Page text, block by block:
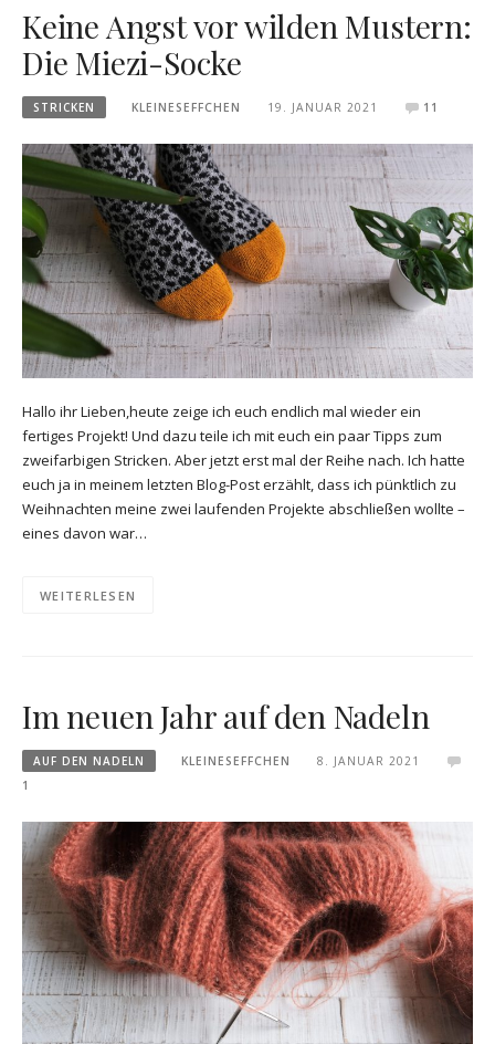
Keine Angst vor wilden Mustern:
Die Miezi-Socke
STRICKEN KLEINESEFFCHEN 19. JANUAR 2021 11
Hallo ihr Lieben,heute zeige ich euch endlich mal wieder ein
fertiges Projekt! Und dazu teile ich mit euch ein paar Tipps zum
zweifarbigen Stricken. Aber jetzt erst mal der Reihe nach. Ich hatte
euch ja in meinem letzten Blog-Post erzählt, dass ich pünktlich zu
Weihnachten meine zwei laufenden Projekte abschließen wollte –
eines davon war…
WEITERLESEN
Im neuen Jahr auf den Nadeln
AUF DEN NADELN KLEINESEFFCHEN
8. JANUAR 2021
1